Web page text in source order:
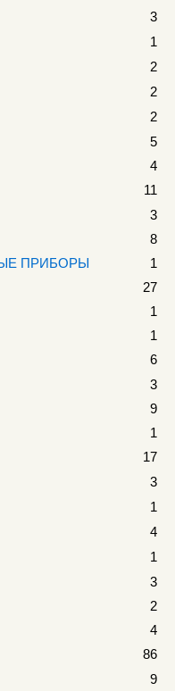
3
1
2
2
2
5
4
11
3
8
ПРИБОРЫ
1
27
1
1
6
3
9
1
17
3
1
4
1
3
2
4
86
9